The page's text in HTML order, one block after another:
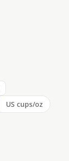
US cups/oz